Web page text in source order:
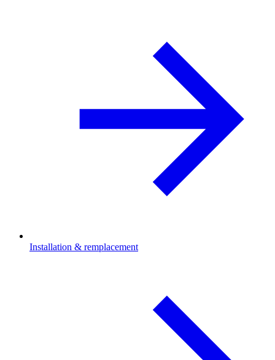
Installation & remplacement